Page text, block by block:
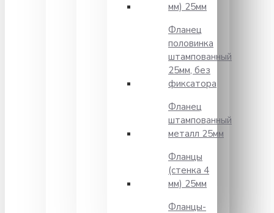
мм) 25мм
Фланец
половинка
штампованный
25мм, без
фиксатора
Фланец
штампованный
металл 25мм
Фланцы
(стенка 4
мм) 25мм
Фланцы-